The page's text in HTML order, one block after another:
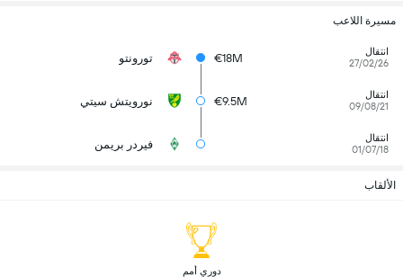
مسيرة اللاعب
انتقال
27/02/26
€18M تورونتو
انتقال
09/08/21
€9.5M نورويتش سيتي
انتقال
01/07/18
فيردر بريمن
الألقاب